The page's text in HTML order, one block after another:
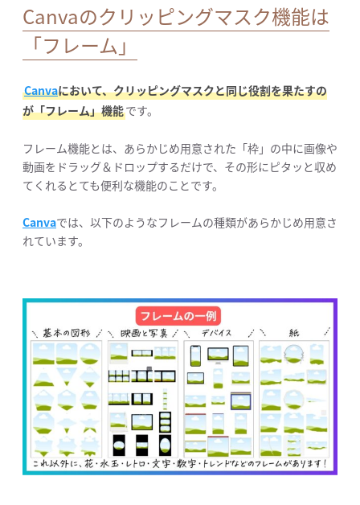
Canvaのクリッピングマスク機能は
「フレーム」
Canvaにおいて、クリッピングマスクと同じ役割を果たすの
が「フレーム」機能です。
フレーム機能とは、あらかじめ用意された「枠」の中に画像や
動画をドラッグ＆ドロップするだけで、その形にピタッと収め
てくれるとても便利な機能のことです。
Canvaでは、以下のようなフレームの種類があらかじめ用意さ
れています。